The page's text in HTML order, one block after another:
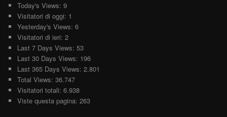
Today's Views:9
Visitatori di oggi: 1
Yesterday's Views:6
Visitatori di ieri:2
Last 7 Days Views:53
Last 30 Days Views: 196
Last 365 Days Views:2.801
Total Views:36.747
Visitatori totali:6.938
Viste questa pagina:263